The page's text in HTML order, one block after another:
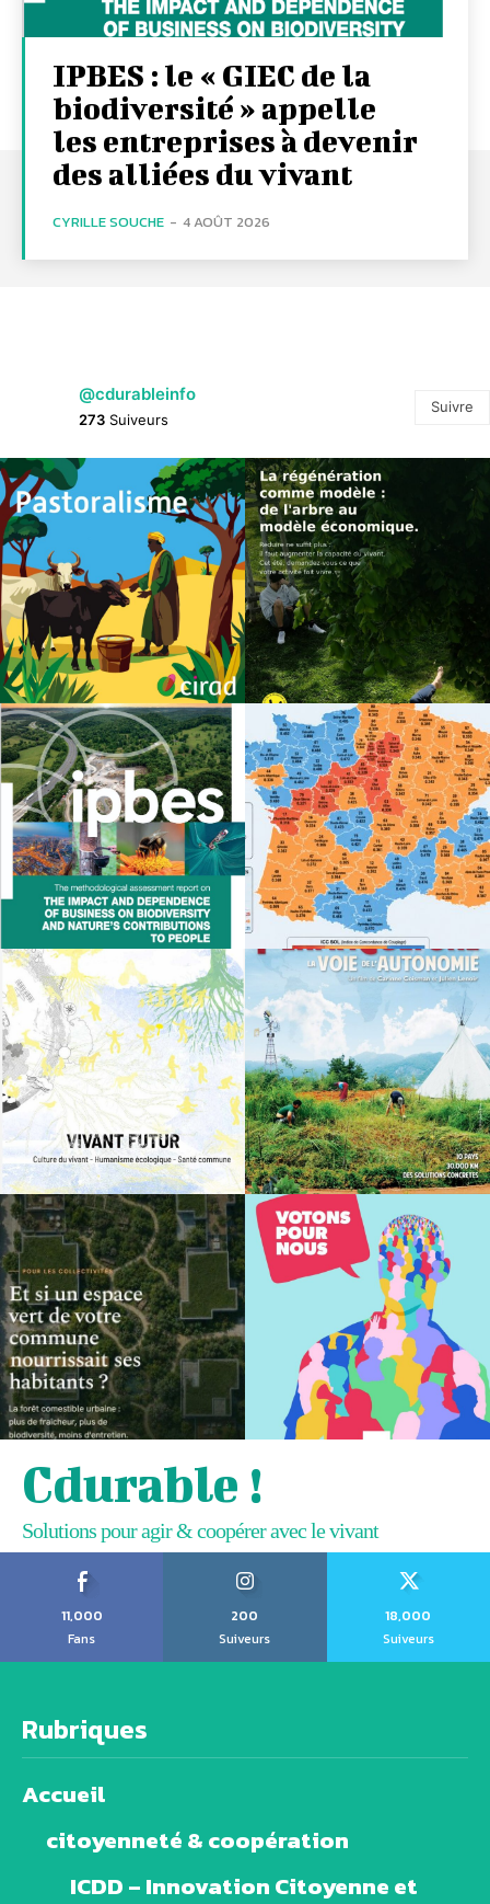
IPBES : le « GIEC de la
biodiversité » appelle
les entreprises à devenir
des alliées du vivant
CYRILLE SOUCHE - 4 AOÛT 2026
@cdurableinfo
273 Suiveurs
Suivre
Cdurable !
Solutions pour agir & coopérer avec le vivant
11,000
Fans
200
Suiveurs
18,000
Suiveurs
Rubriques
Accueil
citoyenneté & coopération
ICDD – Innovation Citoyenne et